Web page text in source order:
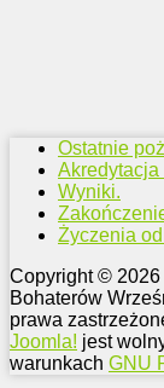
Ostatnie
Akredytacja
Wyniki.
Życzenia
Copyright © 2026
Bohaterów
prawa
Joomla! jest
warunkach GNU